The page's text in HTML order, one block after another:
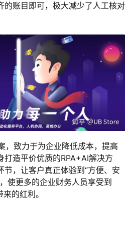
的账目即可，极大减少了人工核对
，致力于为企业降低成本，提高
打造平价优质的RPA+AI解决方
，让客户真正体验到“方便、安
使更多的企业财务人员享受到
的红利。